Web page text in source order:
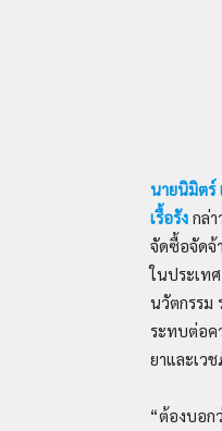
นายนิมิตร์
เรื้อรัง กล่
จัดซื้อจัดจ้
ในประเท
นวัตกรรม
ระทบต่อค
ยาและเว
“ต้องบอก